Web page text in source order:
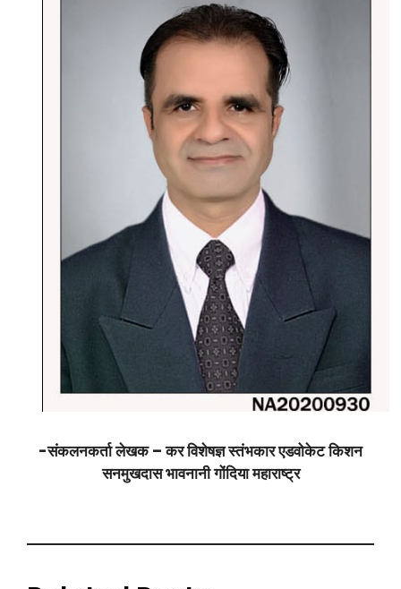
-संकलनकर्ता लेखक – कर विशेषज्ञ स्तंभकार एडवोकेट किशन
सनमुखदास भावनानी गोंदिया महाराष्ट्र